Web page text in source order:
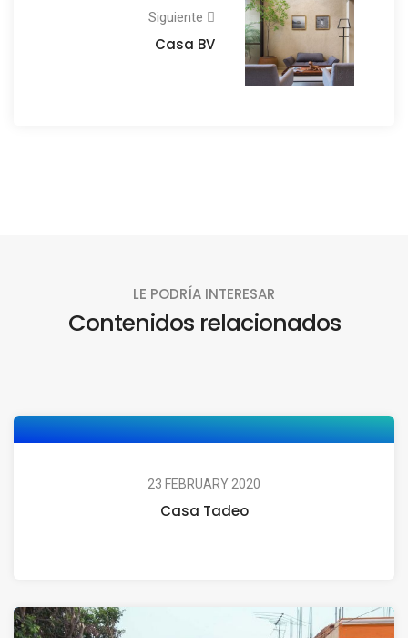
Siguiente
Casa BV
LE PODRÍA INTERESAR
Contenidos relacionados
23 FEBRUARY 2020
Casa Tadeo